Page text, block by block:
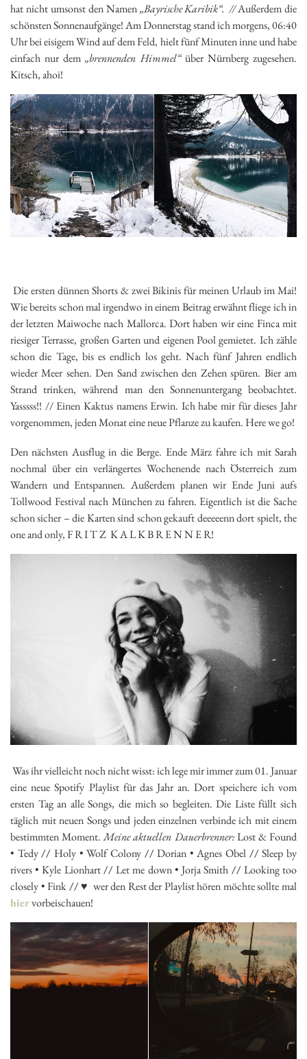
hat nicht umsonst den Namen„Bayrische Karibik“. //Außerdem die
schönsten Sonnenaufgänge! Am Donnerstag stand ich morgens, 06:40
Uhr bei eisigem Wind auf dem Feld, hielt fünf Minuten inne und habe
einfach nur dem„brennenden Himmel“über Nürnberg zugesehen.
Kitsch, ahoi!
Die ersten dünnen Shorts & zwei Bikinis für meinen Urlaub im Mai!
Wie bereits schon mal irgendwo in einem Beitrag erwähnt fliege ich in
der letzten Maiwoche nach Mallorca. Dort haben wir eine Finca mit
riesiger Terrasse, großen Garten und eigenen Pool gemietet. Ich zähle
schon die Tage, bis es endlich los geht. Nach fünf Jahren endlich
wieder Meer sehen. Den Sand zwischen den Zehen spüren. Bier am
Strand trinken, während man den Sonnenuntergang beobachtet.
Yasssss!! // Einen Kaktus namens Erwin. Ich habe mir für dieses Jahr
vorgenommen, jeden Monat eine neue Pflanze zu kaufen. Here we go!
Den nächsten Ausflug in die Berge. Ende März fahre ich mit Sarah
nochmal über ein verlängertes Wochenende nach Österreich zum
Wandern und Entspannen. Außerdem planen wir Ende Juni aufs
Tollwood Festival nach München zu fahren. Eigentlich ist die Sache
schon sicher – die Karten sind schon gekauft deeeeenn dort spielt, the
one and only, F R I T Z K A L K B R E N N E R!
Was ihr vielleicht noch nicht wisst: ich lege mir immer zum 01. Januar
eine neue Spotify Playlist für das Jahr an. Dort speichere ich vom
ersten Tag an alle Songs, die mich so begleiten. Die Liste füllt sich
täglich mit neuen Songs und jeden einzelnen verbinde ich mit einem
bestimmten Moment.Meine aktuellen Dauerbrenner:Lost & Found
• Tedy// Holy • Wolf Colony //Dorian • Agnes Obel //Sleep by
rivers • Kyle Lionhart//Let me down • Jorja Smith //Looking too
closely • Fink//♥ wer den Rest der Playlist hören möchte sollte mal
hiervorbeischauen!